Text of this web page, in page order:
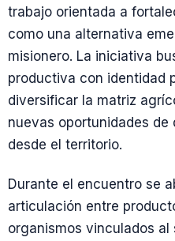
trabajo orientada a
como una alternativa
misionero. La iniciativa
productiva con identidad
diversificar la matriz
nuevas oportunidades
desde el territorio.
Durante el encuentro se
articulación entre
organismos vinculados